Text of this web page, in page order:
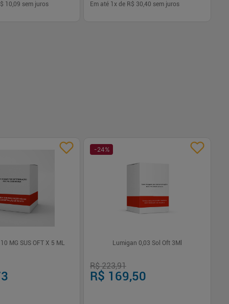
10,09 sem juros Em até 1 x de R$ 30,40 sem juros
MG SUS OFT X 5 ML
-24%
Lumigan 0,03 Sol Oft 3Ml
R$ 223,91
R$ 169,50